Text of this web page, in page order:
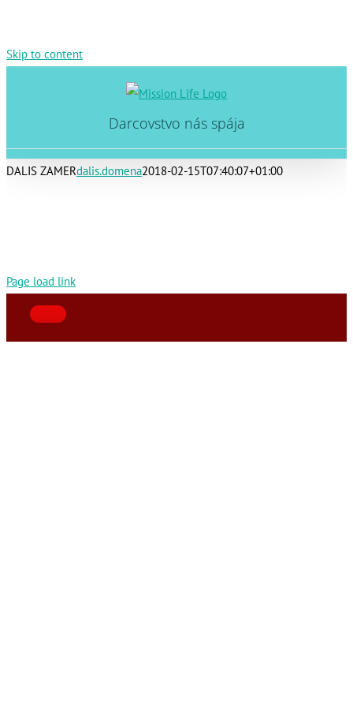
Skip to content
Darcovstvo nás spája
DALIS ZAMERdalis.domena2018-02-15T07:40:07+01:00
Page load link